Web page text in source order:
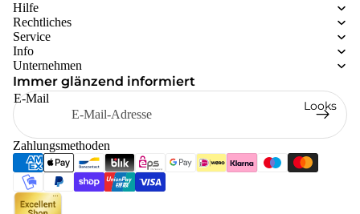
Looks
Hilfe
Rechtliches
Service
Info
Unternehmen
Immer glänzend informiert
E-Mail
Zahlungsmethoden